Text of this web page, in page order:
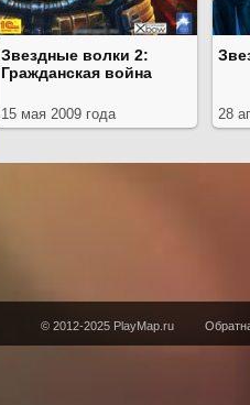
Звездные волки 2:
Гражданская война
15 мая 2009 года 28
© 2012-2025 PlayMap.ru